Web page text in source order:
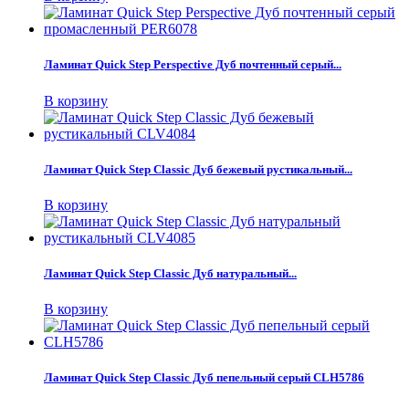
Ламинат Quick Step Perspective Дуб почтенный серый...
В корзину
Ламинат Quick Step Classic Дуб бежевый рустикальный...
В корзину
Ламинат Quick Step Classic Дуб натуральный...
В корзину
Ламинат Quick Step Classic Дуб пепельный серый CLH5786